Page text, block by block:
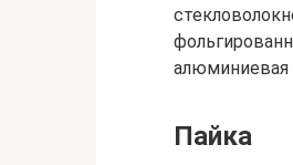
алюминиевая
Пайка